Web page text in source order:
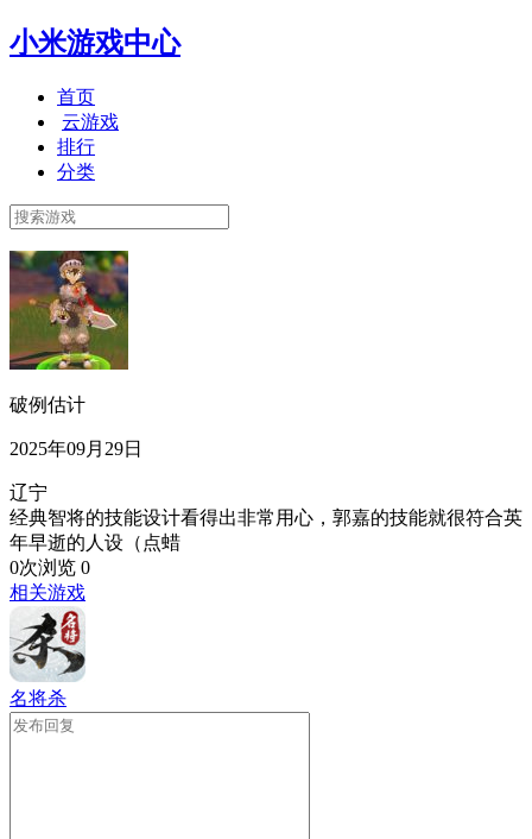
小米游戏中心
首页
云游戏
排行
分类
破例估计
2025年09月29日
辽宁
经典智将的技能设计看得出非常用心，郭嘉的技能就很符合英
年早逝的人设（点蜡
0次浏览 0
相关游戏
名将杀